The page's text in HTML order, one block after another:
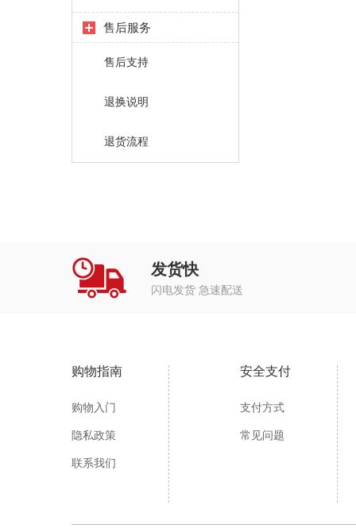
售后服务
售后支持
退换说明
退货流程
发货快
闪电发货 急速配送
购物指南
购物入门
隐私政策
联系我们
安全支付
支付方式
常见问题